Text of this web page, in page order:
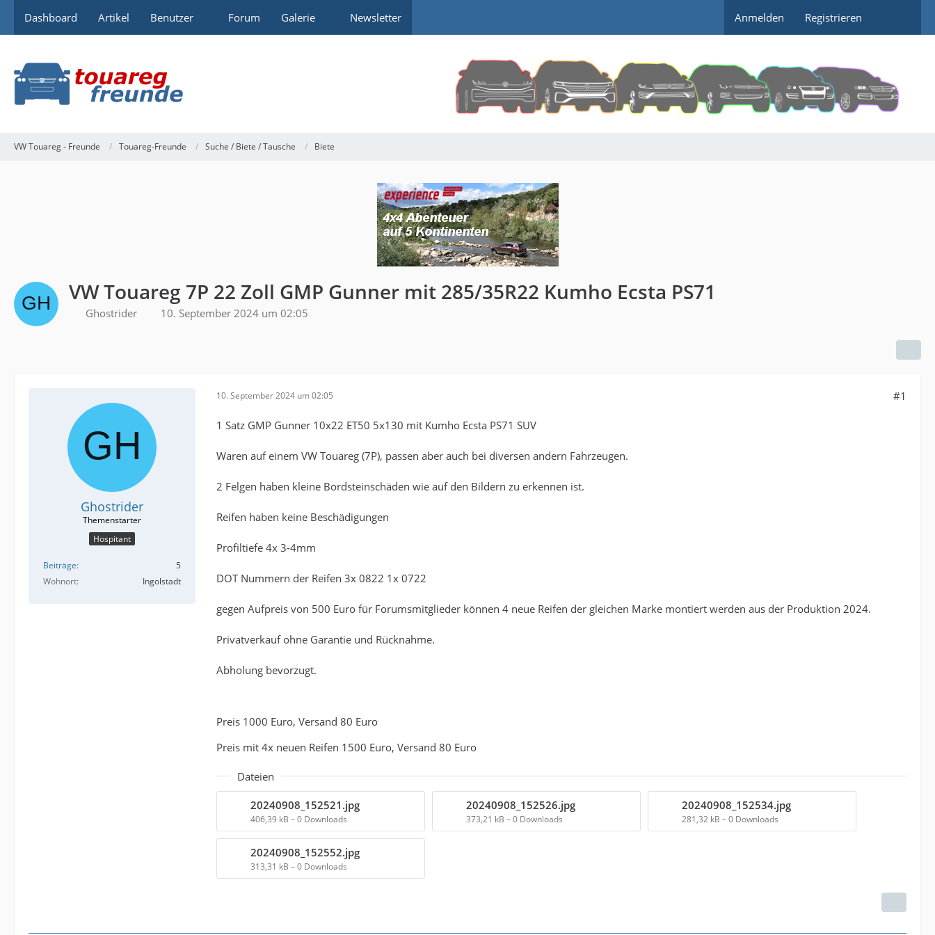
Dashboard Artikel Benutzer Forum Galerie Newsletter Anmelden Registrieren
VW Touareg - Freunde Touareg-Freunde Suche / Biete / Tausche Biete
VW Touareg 7P 22 Zoll GMP Gunner mit 285/35R22 Kumho Ecsta PS71
Ghostrider 10. September 2024 um 02:05
Ghostrider
Hospitant
Beiträge
5
Wohnort
Ingolstadt
10. September 2024 um 02:05 #1
1 Satz GMP Gunner 10x22 ET50 5x130 mit Kumho Ecsta PS71 SUV
Waren auf einem VW Touareg (7P), passen aber auch bei diversen andern Fahrzeugen.
2 Felgen haben kleine Bordsteinschäden wie auf den Bildern zu erkennen ist.
Reifen haben keine Beschädigungen
Profiltiefe 4x 3-4mm
DOT Nummern der Reifen 3x 0822 1x 0722
gegen Aufpreis von 500 Euro für Forumsmitglieder können 4 neue Reifen der gleichen Marke montiert werden aus der Produktion 2024.
Privatverkauf ohne Garantie und Rücknahme.
Abholung bevorzugt.
Preis 1000 Euro, Versand 80 Euro
Preis mit 4x neuen Reifen 1500 Euro, Versand 80 Euro
Dateien
20240908_152521.jpg
406,39 kB – 0 Downloads
20240908_152526.jpg
373,21 kB – 0 Downloads
20240908_152534.jpg
281,32 kB – 0 Downloads
20240908_152552.jpg
313,31 kB – 0 Downloads